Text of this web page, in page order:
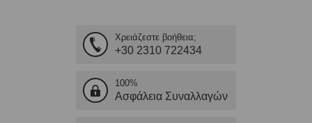
Χρειάζεστε βοήθεια;
+30 2310 722434
100%
Ασφάλεια Συναλλαγών